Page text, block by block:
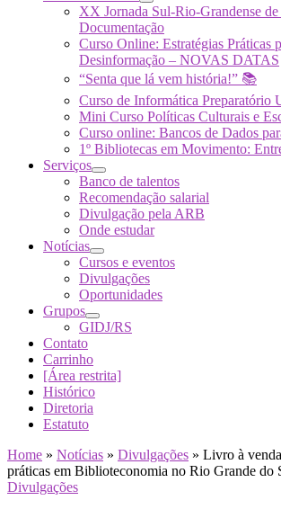
XX Jornada Sul-Rio-Grandense
Documentação
Curso Online: Estratégias Práticas
Desinformação – NOVAS DATAS
“Senta que lá vem história!” 📚
Curso de Informática Preparatório
Mini Curso Políticas Culturais e
Curso online: Bancos de Dados
1º Bibliotecas em Movimento:
Serviços
Banco de talentos
Recomendação salarial
Divulgação pela ARB
Onde estudar
Notícias
Cursos e eventos
Divulgações
Oportunidades
Grupos
GIDJ/RS
Contato
Carrinho
[Área restrita]
Histórico
Diretoria
Estatuto
Home » Notícias » Divulgações » Livro à
práticas em Biblioteconomia no Rio Grande do
Divulgações